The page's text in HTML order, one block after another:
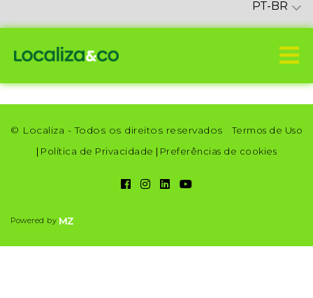
PT-BR
© Localiza - Todos os direitos reservados
Termos de Uso
| Política de Privacidade | Preferências de cookies
Powered by